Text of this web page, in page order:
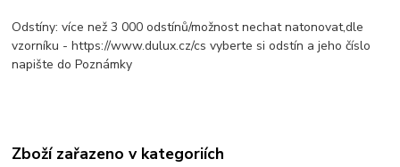
Odstíny: více než 3 000 odstínů/možnost nechat natonovat,dle
vzorníku - https://www.dulux.cz/cs vyberte si odstín a jeho číslo
napište do Poznámky
Zboží zařazeno v kategoriích